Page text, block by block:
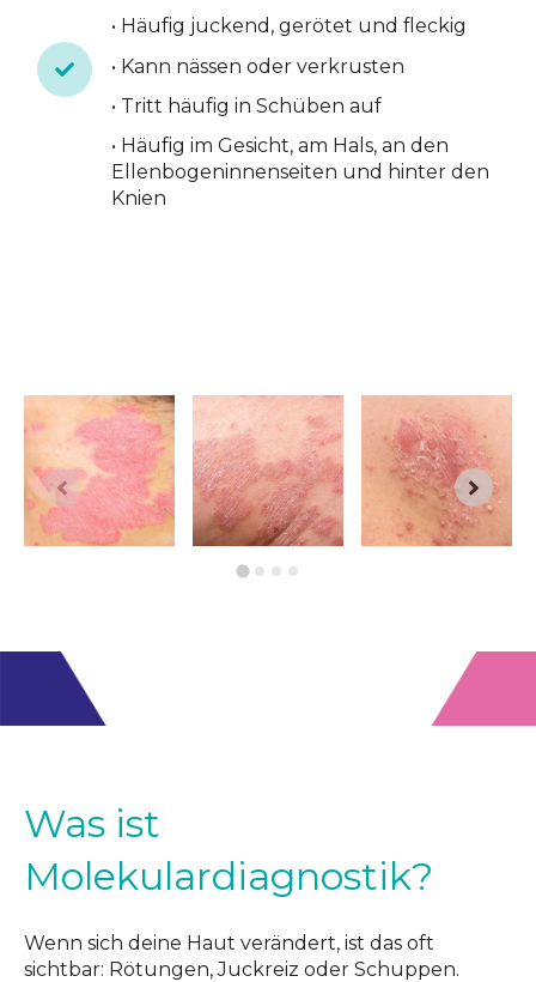
• Häufig juckend, gerötet und fleckig
• Kann nässen oder verkrusten
• Tritt häufig in Schüben auf
• Häufig im Gesicht, am Hals, an den
Ellenbogeninnenseiten und hinter den
Knien
Was ist
Molekulardiagnostik?
Wenn sich deine Haut verändert, ist das oft
sichtbar: Rötungen, Juckreiz oder Schuppen.